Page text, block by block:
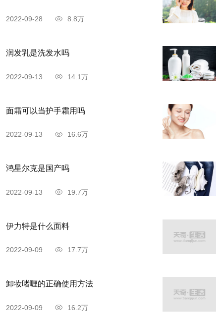
2022-09-28 8.8万
润发乳是洗发水吗
2022-09-13 14.1万
面霜可以当护手霜用吗
2022-09-13 16.6万
鸿星尔克是国产吗
2022-09-13 19.7万
伊力特是什么面料
2022-09-09 17.7万
卸妆啫喱的正确使用方法
2022-09-09 16.2万